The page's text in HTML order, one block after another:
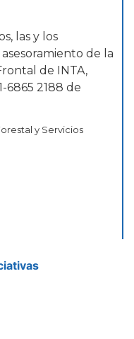
las y los
de la
de INTA,
6865 2188 de
y Servicios